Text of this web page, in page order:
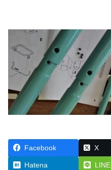
Facebook X
Hatena LINE